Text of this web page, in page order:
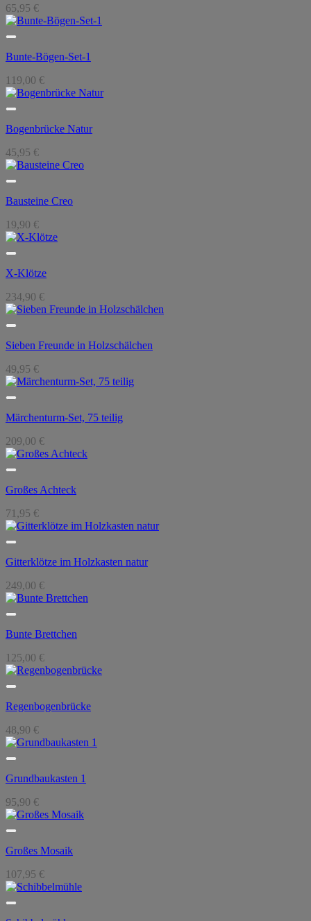
65,95 €
Bunte-Bögen-Set-1
119,00 €
Bogenbrücke Natur
45,95 €
Bausteine Creo
19,90 €
X-Klötze
234,90 €
Sieben Freunde in Holzschälchen
49,95 €
Märchenturm-Set, 75 teilig
209,00 €
Großes Achteck
71,95 €
Gitterklötze im Holzkasten natur
249,00 €
Bunte Brettchen
125,00 €
Regenbogenbrücke
48,90 €
Grundbaukasten 1
95,90 €
Großes Mosaik
107,95 €